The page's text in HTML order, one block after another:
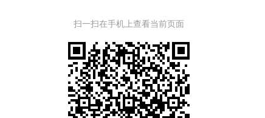
扫一扫在手机上查看当前页面